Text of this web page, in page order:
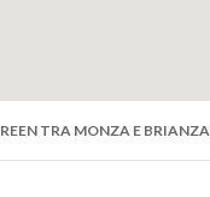
TRA MONZA E BRIANZA